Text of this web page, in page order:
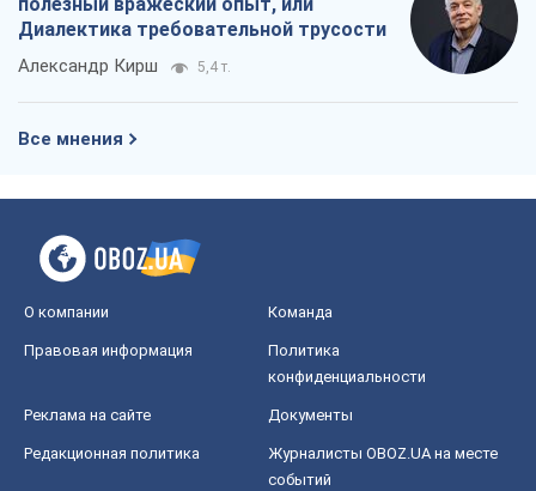
Диалектика требовательной трусости
Александр Кирш 5,4 т.
Все мнения
О компании Команда
Правовая информация
Политика
конфиденциальности
Реклама на сайте Документы
Редакционная политика
Журналисты OBOZ.UA на месте
событий